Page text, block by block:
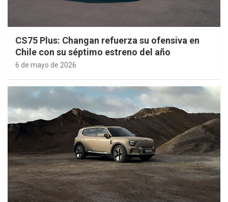
CS75 Plus: Changan refuerza su ofensiva en
Chile con su séptimo estreno del año
6 de mayo de 2026